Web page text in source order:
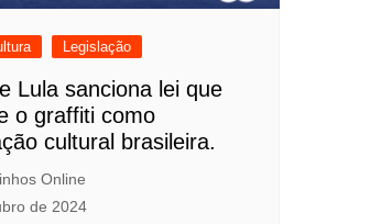
Legislação
Lula sanciona lei que
o graffiti como
cultural brasileira.
Online
de 2024